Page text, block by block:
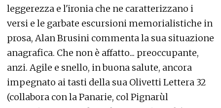
leggerezza e l'ironia che ne caratterizzano i
versi e le garbate escursioni memorialistiche in
prosa, Alan Brusini commenta la sua situazione
anagrafica. Che non è affatto... preoccupante,
anzi. Agile e snello, in buona salute, ancora
impegnato ai tasti della sua Olivetti Lettera 32
(collabora con la Panarie, col Pignarùl